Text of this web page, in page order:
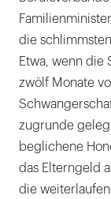
die
Etwa, wenn die
zwölf Monate
zugrunde
beglichene
das Elterngeld
die